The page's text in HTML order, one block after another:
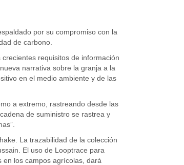
por su compromiso con la
de carbono.
requisitos de información
narrativa sobre la granja a la
en el medio ambiente y de las
a extremo, rastreando desde las
de suministro se rastrea y
La trazabilidad de la colección
El uso de Looptrace para
los campos agrícolas, dará